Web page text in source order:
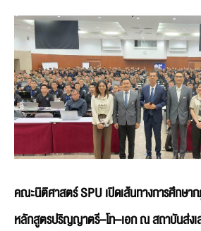
คณะนิติศาสตร์ SPU เปิดเส้นทางการศึกษา
หลักสูตรปริญญาตรี–โท–เอก ณ สถาบันส่งเ